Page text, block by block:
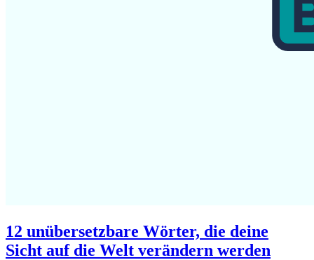
12 unübersetzbare Wörter, die deine
Sicht auf die Welt verändern werden